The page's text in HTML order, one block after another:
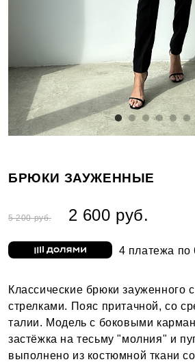
БРЮКИ ЗАУЖЕННЫЕ
5 200 руб. 2 600 руб.
4 платежа по
Классические брюки зауженного
стрелками. Пояс притачной, со
талии. Модель с боковыми
застёжка на тесьму "молния" и
выполнено из костюмной ткани